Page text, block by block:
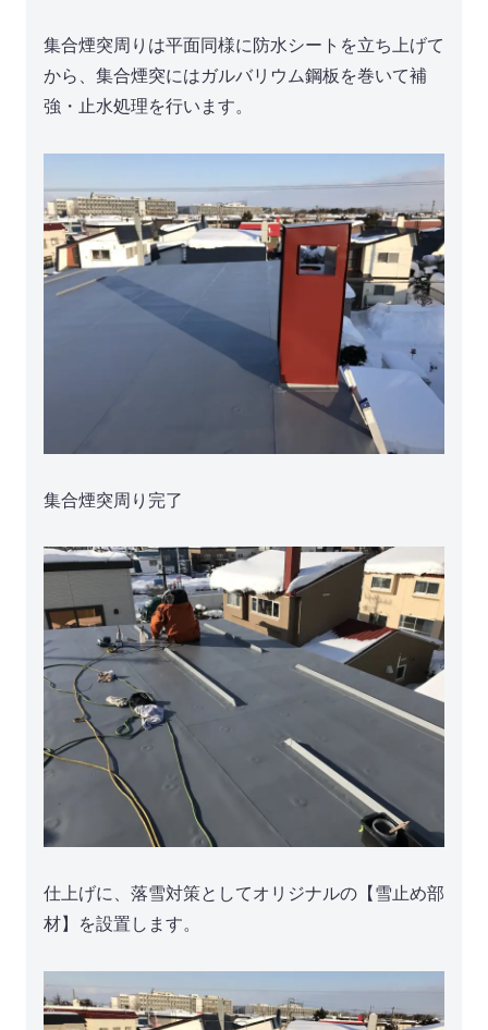
集合煙突周りは平面同様に防水シートを立ち上げて
から、集合煙突にはガルバリウム鋼板を巻いて補
強・止水処理を行います。
集合煙突周り完了
仕上げに、落雪対策としてオリジナルの【雪止め部
材】を設置します。